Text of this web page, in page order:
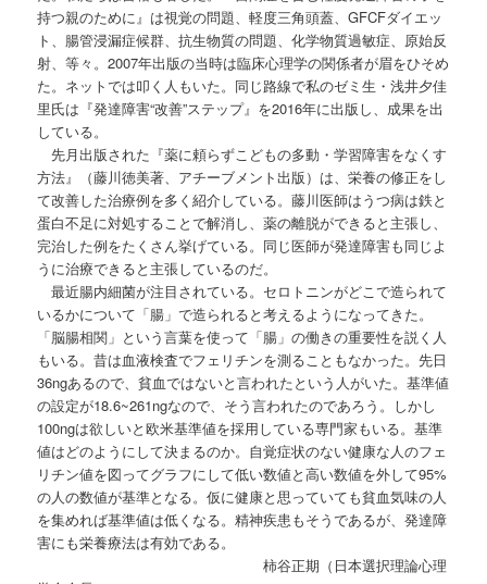
持つ親のために』は視覚の問題、軽度三角頭蓋、GFCFダイエッ
ト、腸管浸漏症候群、抗生物質の問題、化学物質過敏症、原始反
射、等々。2007年出版の当時は臨床心理学の関係者が眉をひそめ
た。ネットでは叩く人もいた。同じ路線で私のゼミ生・浅井夕佳
里氏は『発達障害“改善”ステップ』を2016年に出版し、成果を出
している。
先月出版された『薬に頼らずこどもの多動・学習障害をなくす
方法』（藤川徳美著、アチーブメント出版）は、栄養の修正をし
て改善した治療例を多く紹介している。藤川医師はうつ病は鉄と
蛋白不足に対処することで解消し、薬の離脱ができると主張し、
完治した例をたくさん挙げている。同じ医師が発達障害も同じよ
うに治療できると主張しているのだ。
最近腸内細菌が注目されている。セロトニンがどこで造られて
いるかについて「腸」で造られると考えるようになってきた。
「脳腸相関」という言葉を使って「腸」の働きの重要性を説く人
もいる。昔は血液検査でフェリチンを測ることもなかった。先日
36ngあるので、貧血ではないと言われたという人がいた。基準値
の設定が18.6~261ngなので、そう言われたのであろう。しかし
100ngは欲しいと欧米基準値を採用している専門家もいる。基準
値はどのようにして決まるのか。自覚症状のない健康な人のフェ
リチン値を図ってグラフにして低い数値と高い数値を外して95%
の人の数値が基準となる。仮に健康と思っていても貧血気味の人
を集めれば基準値は低くなる。精神疾患もそうであるが、発達障
害にも栄養療法は有効である。
柿谷正期（日本選択理論心理